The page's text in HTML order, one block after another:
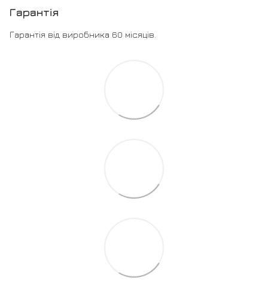
Гарантія
Гарантія від виробника 60 місяців.